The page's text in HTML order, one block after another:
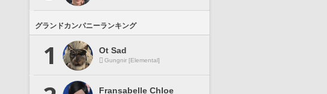
グランドカンパニーランキング
1 Ot Sad
Gungnir [Elemental]
Fransabelle Chloe